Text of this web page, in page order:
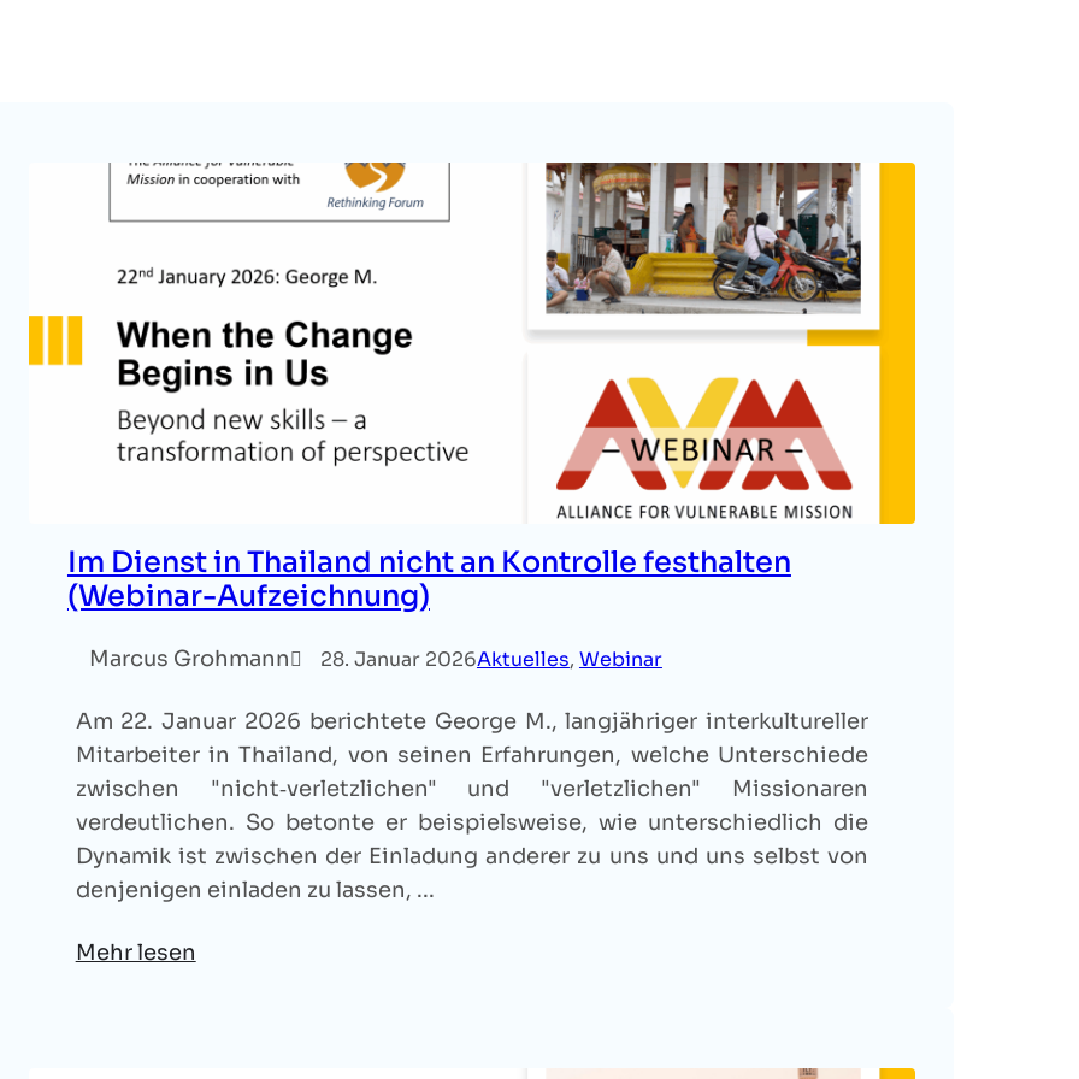
Im Dienst in Thailand nicht an Kontrolle festhalten
(Webinar-Aufzeichnung)
Marcus Grohmann 28. Januar 2026Aktuelles, Webinar
Am 22. Januar 2026 berichtete George M., langjähriger interkultureller
Mitarbeiter in Thailand, von seinen Erfahrungen, welche Unterschiede
zwischen "nicht‑verletzlichen" und "verletzlichen" Missionaren
verdeutlichen. So betonte er beispielsweise, wie unterschiedlich die
Dynamik ist zwischen der Einladung anderer zu uns und uns selbst von
denjenigen einladen zu lassen, ...
Mehr lesen